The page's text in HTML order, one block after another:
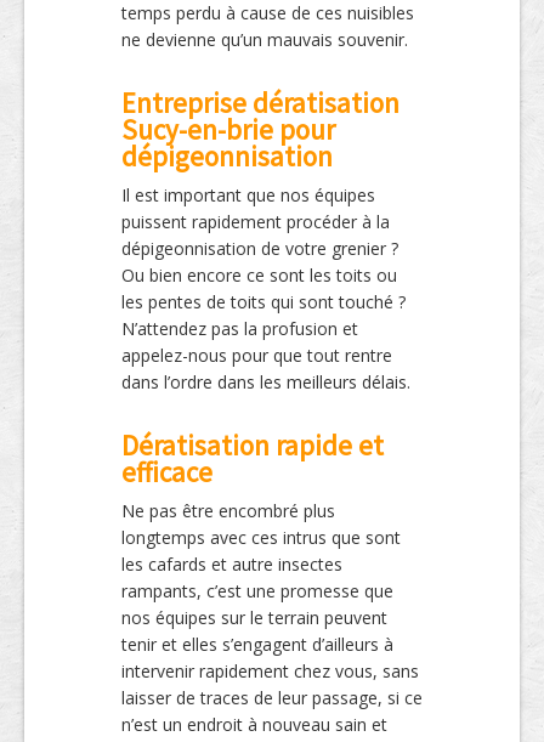
temps perdu à cause de ces nuisibles
ne devienne qu’un mauvais souvenir.
Entreprise dératisation
Sucy-en-brie pour
dépigeonnisation
Il est important que nos équipes
puissent rapidement procéder à la
dépigeonnisation de votre grenier ?
Ou bien encore ce sont les toits ou
les pentes de toits qui sont touché ?
N’attendez pas la profusion et
appelez-nous pour que tout rentre
dans l’ordre dans les meilleurs délais.
Dératisation rapide et
efficace
Ne pas être encombré plus
longtemps avec ces intrus que sont
les cafards et autre insectes
rampants, c’est une promesse que
nos équipes sur le terrain peuvent
tenir et elles s’engagent d’ailleurs à
intervenir rapidement chez vous, sans
laisser de traces de leur passage, si ce
n’est un endroit à nouveau sain et